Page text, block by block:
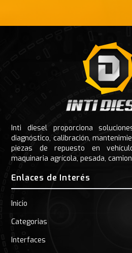
Inti diesel proporciona
diagnóstico, calibración,
piezas de repuesto en
maquinaria agrícola, pesada,
Enlaces de Interés
Inicio
Categorias
Interfaces